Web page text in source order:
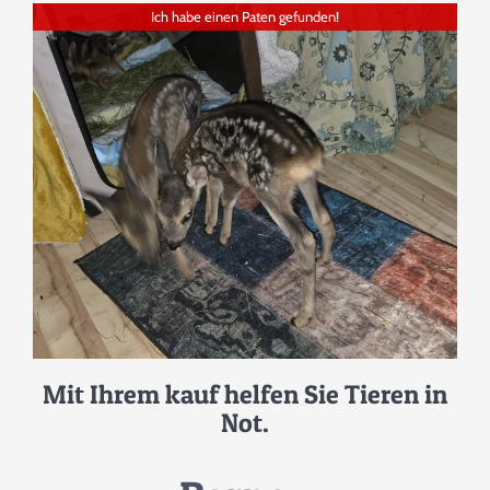
SPENDENINFORMATION
TEAM
PARTNER
MEDIEN & PRESSEARTIKEL
TIERISCHE GESCHICHTEN
Ich habe einen Paten gefunden!
Mit Ihrem kauf helfen Sie Tieren in
Not.